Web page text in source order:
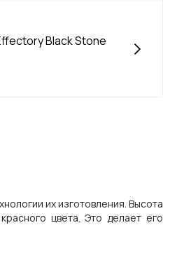
Black Stone
их изготовления. Высота
цвета. Это делает его